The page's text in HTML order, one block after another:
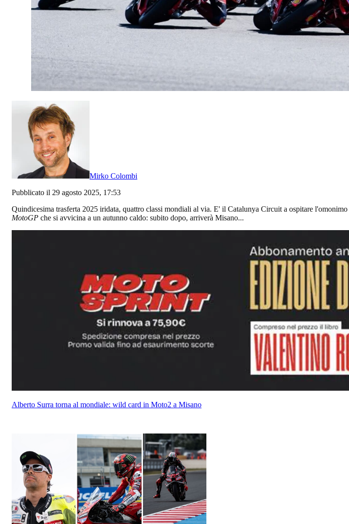
Mirko Colombi
Pubblicato il 29 agosto 2025, 17:53
Quindicesima trasferta 2025 iridata, quattro classi mondiali al via. E' il Catalunya Circuit a ospitare l'omonimo
MotoGP che si avvicina a un autunno caldo: subito dopo, arriverà Misano...
Alberto Surra torna al mondiale: wild card in Moto2 a Misano